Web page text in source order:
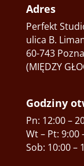
Adres
Perfekt
ulica B.
60-743
(MIĘDZY
Godziny
Pn: 12:00 –
Wt – Pt: 9:00
Sob: 10:00 –